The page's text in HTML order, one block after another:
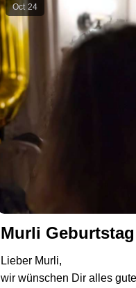
Oct 24
Murli
Lieber Murli,
wir wünschen Dir alles